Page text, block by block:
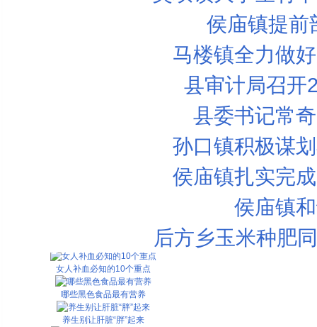
侯庙镇提前
马楼镇全力做
县审计局召开
县委书记常
孙口镇积极谋
侯庙镇扎实完
侯庙镇
后方乡玉米种肥
女人补血必知的10个重点
哪些黑色食品最有营养
养生别让肝脏“胖”起来